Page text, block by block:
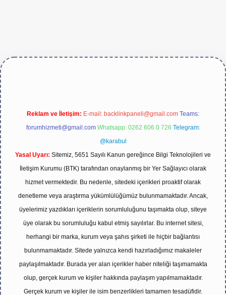
Reklam ve İletişim: E-mail: backlinkpaneli@gmail.com Teams:
forumhizmeti@gmail.com Whatsapp: 0262 606 0 726 Telegram:
@karabul
Yasal Uyarı: Sitemiz, 5651 Sayılı Kanun gereğince Bilgi Teknolojileri ve
İletişim Kurumu (BTK) tarafından onaylanmış bir Yer Sağlayıcı olarak
hizmet vermektedir. Bu nedenle, sitedeki içerikleri proaktif olarak
denetleme veya araştırma yükümlülüğümüz bulunmamaktadır. Ancak,
üyelerimiz yazdıkları içeriklerin sorumluluğunu taşımakta olup, siteye
üye olarak bu sorumluluğu kabul etmiş sayılırlar. Bu internet sitesi,
herhangi bir marka, kurum veya şahıs şirketi ile hiçbir bağlantısı
bulunmamaktadır. Sitede yalnızca kendi hazırladığımız makaleler
paylaşılmaktadır. Burada yer alan içerikler haber niteliği taşımamakta
olup, gerçek kurum ve kişiler hakkında paylaşım yapılmamaktadır.
Gerçek kurum ve kişiler ile isim benzerlikleri tamamen tesadüfidir.